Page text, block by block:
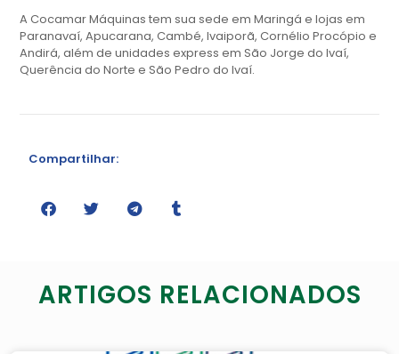
A Cocamar Máquinas tem sua sede em Maringá e lojas em
Paranavaí, Apucarana, Cambé, Ivaiporã, Cornélio Procópio e
Andirá, além de unidades express em São Jorge do Ivaí,
Querência do Norte e São Pedro do Ivaí.
Compartilhar:
ARTIGOS RELACIONADOS